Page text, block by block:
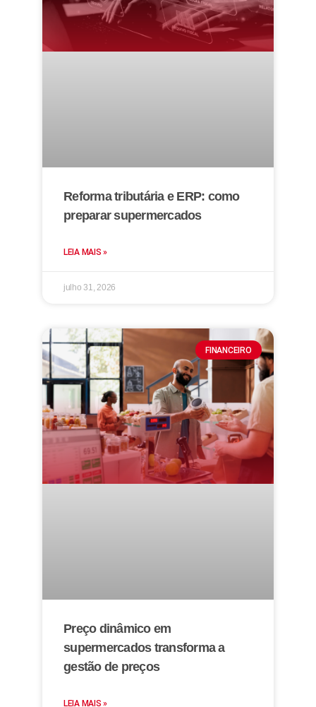
Reforma tributária e ERP: como
preparar supermercados
LEIA MAIS »
julho 31, 2026
FINANCEIRO
Preço dinâmico em
supermercados transforma a
gestão de preços
LEIA MAIS »